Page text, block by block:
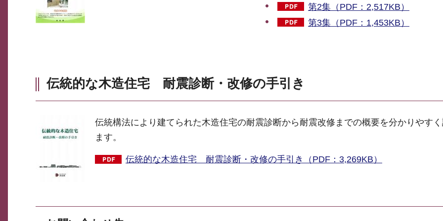
第2集（PDF：2,517KB）
第3集（PDF：1,453KB）
伝統的な木造住宅 耐震診断・改修の手引き
伝統構法により建てられた木造住宅の耐震診断から耐震改修までの概要を分かりやす
ます。
伝統的な木造住宅 耐震診断・改修の手引き（PDF：3,269KB）